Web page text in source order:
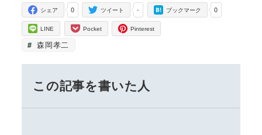
0
シェア -
ツイート 0
ブックマーク
LINE Pocket Pinterest
森岡孝二
この記事を書いた人